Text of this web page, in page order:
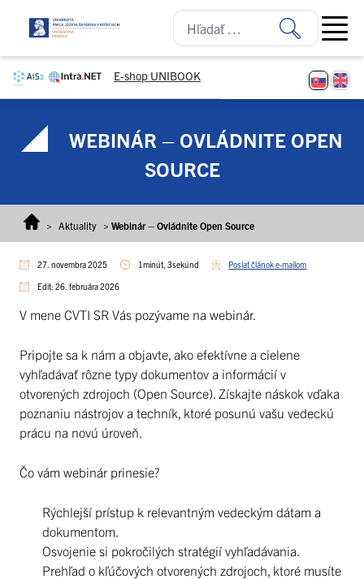
E-shop UNIBOOK
Open
WEBINÁR – OVLÁDNITE OPEN
SOURCE
> Aktuality > Webinár – Ovládnite Open Source
27. novembra 2025 1minút, 3sekúnd Poslať článok e-mailom
Edit: 26. februára 2026
V mene CVTI SR Vás pozývame na webinár.
Pripojte sa k nám a objavte, ako efektívne a cielene
vyhľadávať rôzne typy dokumentov a informácií v
otvorených zdrojoch (Open Source). Získajte náskok vďaka
poznaniu nástrojov a techník, ktoré posunú vašu vedeckú
prácu na novú úroveň.
Čo vám webinár prinesie?
Rýchlejší prístup k relevantným vedeckým dátam a
dokumentom.
Osvojenie si pokročilých stratégií vyhľadávania.
Prehľad o kľúčových otvorených zdrojoch, ktoré musíte